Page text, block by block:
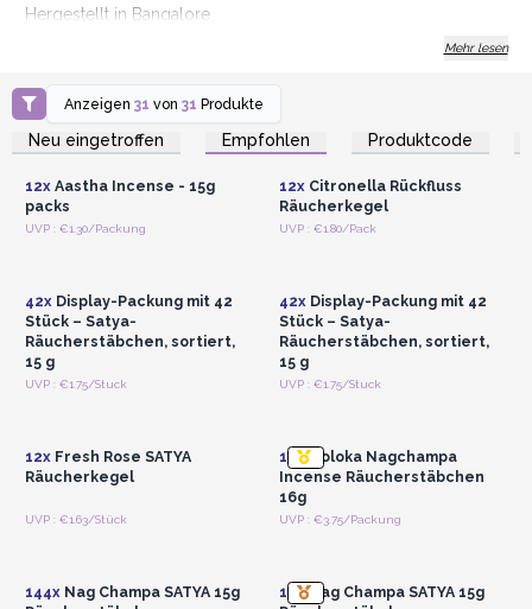
Hergestellt in Bangalore
Mehr lesen
Anzeigen31 von31 Produkte
Neu eingetroffen Empfohlen Produktcode
Anmelden oder
Registrieren für
Großhandelspreise
12xAastha Incense - 15g
packs
UVP : €1.30/Packung
Registrieren für
Großhandelspreise
12xCitronella Rückfluss
Räucherkegel
UVP : €1.80/Pack
Anmelden oder
42xDisplay-Packung mit 42
Stück – Satya-
Räucherstäbchen, sortiert,
15 g
UVP : €1.75/Stuck
Anmelden oder
42xDisplay-Packung mit 42
Stück – Satya-
Räucherstäbchen, sortiert,
15 g
UVP : €1.75/Stuck
Anmelden oder
12xFresh Rose SATYA
Räucherkegel
UVP : €1.63/Stück
Anmelden oder
12xGoloka Nagchampa
Incense Räucherstäbchen
16g
UVP : €3.75/Packung
Anmelden oder
144xNag Champa SATYA 15g
Anmelden oder
12xNag Champa SATYA 15g